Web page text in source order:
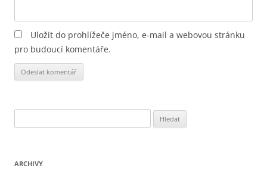
Uložit do prohlížeče jméno, e-mail a webovou stránku
pro budoucí komentáře.
ARCHIVY